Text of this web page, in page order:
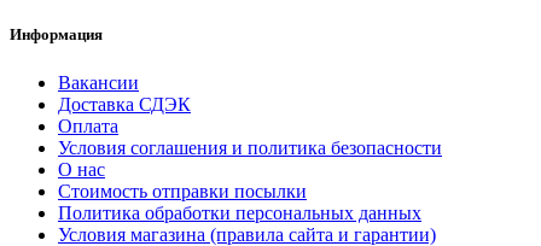
Информация
Вакансии
Доставка СДЭК
Оплата
Условия соглашения и политика безопасности
О нас
Стоимость отправки посылки
Политика обработки персональных данных
Условия магазина (правила сайта и гарантии)